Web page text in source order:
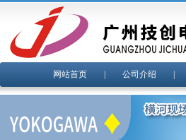
网站首页 公司介绍